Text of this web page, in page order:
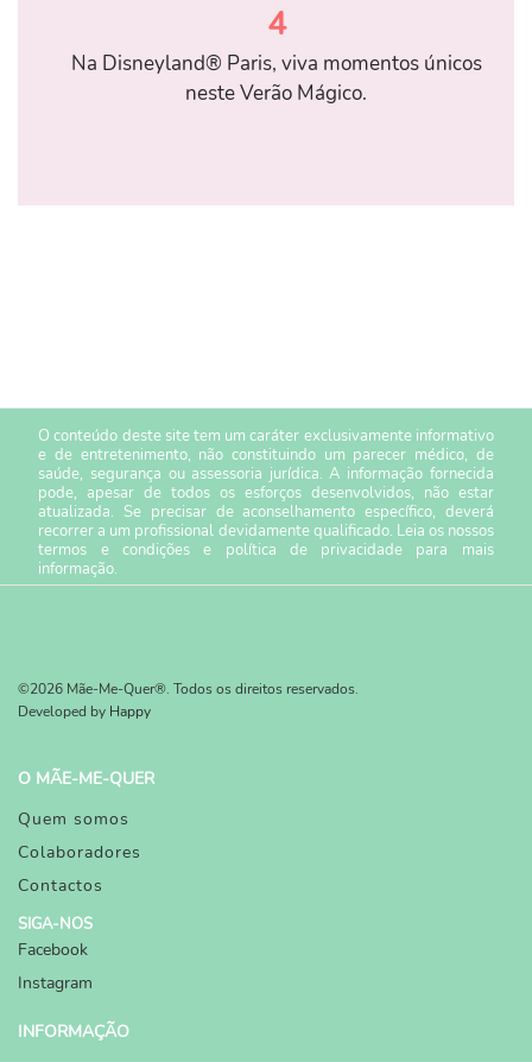
4
Na Disneyland® Paris, viva momentos únicos
neste Verão Mágico.
O conteúdo deste site tem um caráter exclusivamente informativo
e de entretenimento, não constituindo um parecer médico, de
saúde, segurança ou assessoria jurídica. A informação fornecida
pode, apesar de todos os esforços desenvolvidos, não estar
atualizada. Se precisar de aconselhamento específico, deverá
recorrer a um profissional devidamente qualificado. Leia os nossos
termos e condiçõese política de privacidade para mais
informação.
©2026 Mãe-Me-Quer®. Todos os direitos reservados.
Developed by Happy
O MÃE-ME-QUER
Quem somos
Colaboradores
Contactos
SIGA-NOS
Facebook
Instagram
INFORMAÇÃO